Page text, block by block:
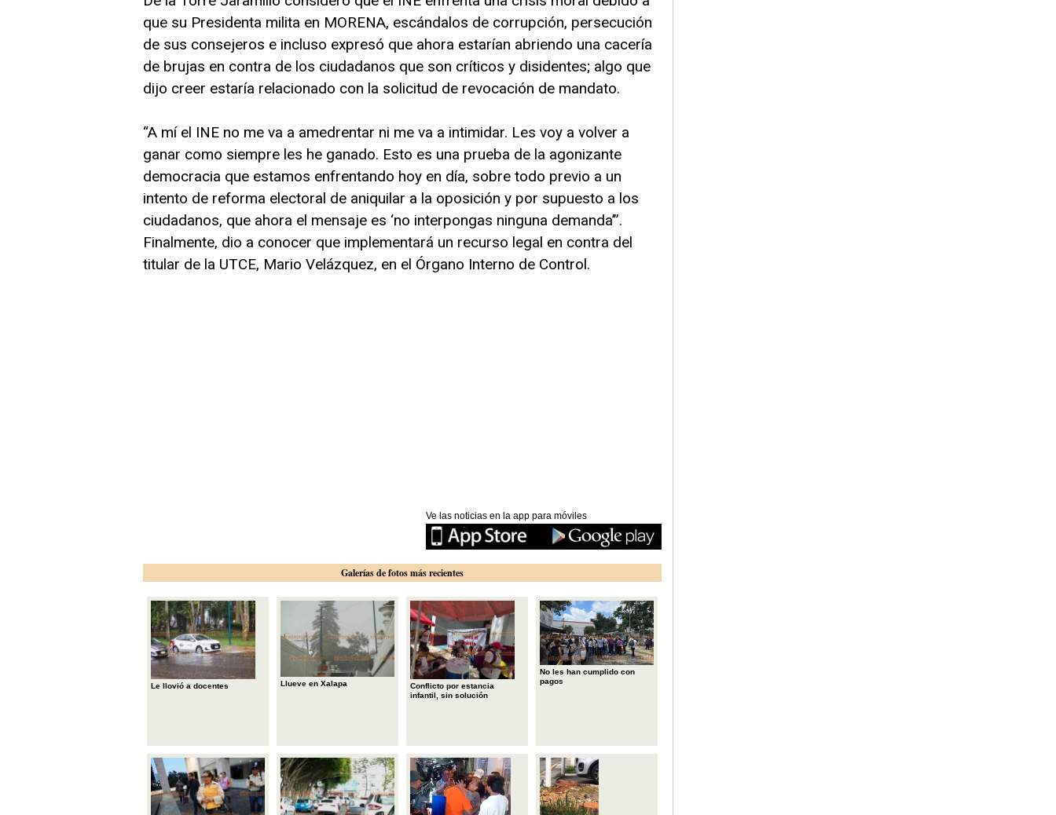
que su Presidenta milita en MORENA, escándalos de corrupción, persecución
de sus consejeros e incluso expresó que ahora estarían abriendo una cacería
de brujas en contra de los ciudadanos que son críticos y disidentes; algo que
dijo creer estaría relacionado con la solicitud de revocación de mandato.
“A mí el INE no me va a amedrentar ni me va a intimidar. Les voy a volver a
ganar como siempre les he ganado. Esto es una prueba de la agonizante
democracia que estamos enfrentando hoy en día, sobre todo previo a un
intento de reforma electoral de aniquilar a la oposición y por supuesto a los
ciudadanos, que ahora el mensaje es ‘no interpongas ninguna demanda’”.
Finalmente, dio a conocer que implementará un recurso legal en contra del
titular de la UTCE, Mario Velázquez, en el Órgano Interno de Control.
Ve las noticias en la app para móviles
Galerías de fotos más recientes
Le llovió a docentes Llueve en Xalapa
Conflicto por estancia
infantil, sin solución
No les han cumplido con
pagos